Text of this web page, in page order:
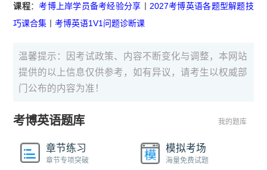
课程：考博上岸学员备考经验分享
2027考博英语各题型解题技
巧课合集 丨考博英语1V1问题诊断课
温馨提示：因考试政策、内容不断变化与调整，本网站
提供的以上信息仅供参考，如有异议，请考生以权威部
门公布的内容为准！
考博英语题库 我的题库
章节练习
章节专项突破
模拟考场
海量免费试题